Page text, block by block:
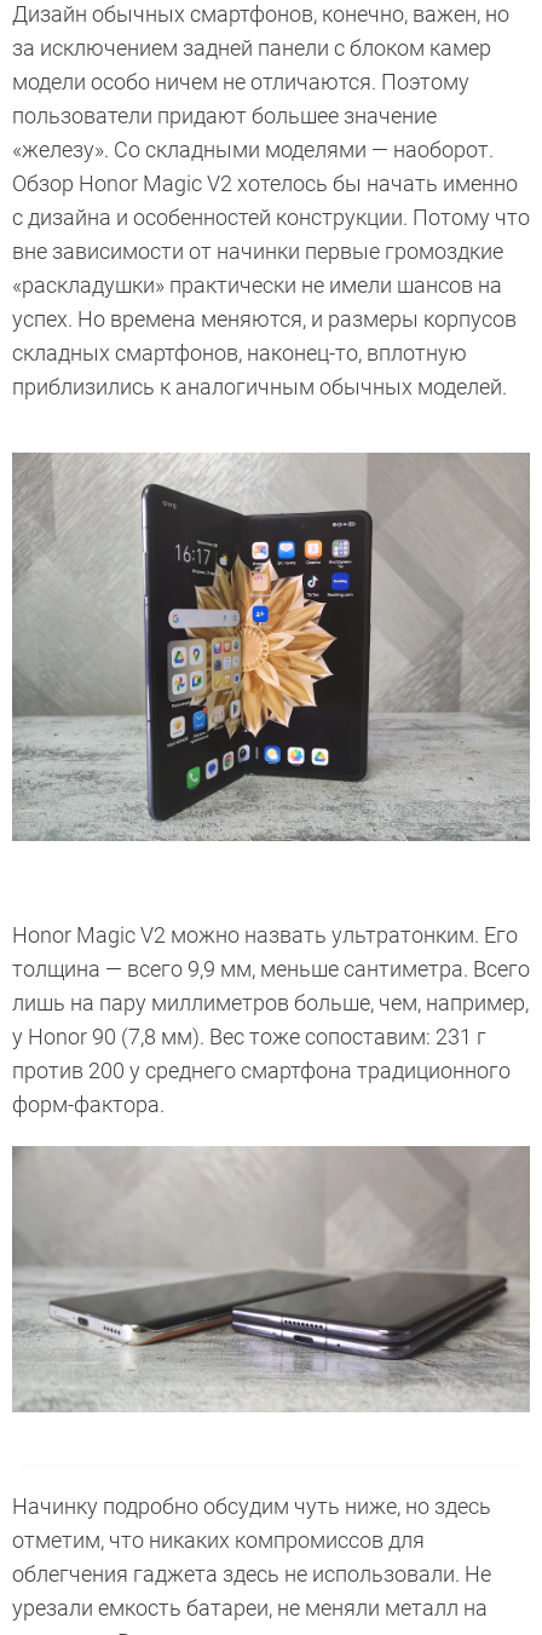
Дизайн обычных смартфонов, конечно, важен, но
за исключением задней панели с блоком камер
модели особо ничем не отличаются. Поэтому
пользователи придают большее значение
«железу». Со складными моделями — наоборот.
Обзор Honor Magic V2 хотелось бы начать именно
с дизайна и особенностей конструкции. Потому что
вне зависимости от начинки первые громоздкие
«раскладушки» практически не имели шансов на
успех. Но времена меняются, и размеры корпусов
складных смартфонов, наконец-то, вплотную
приблизились к аналогичным обычных моделей.
Honor Magic V2 можно назвать ультратонким. Его
толщина — всего 9,9 мм, меньше сантиметра. Всего
лишь на пару миллиметров больше, чем, например,
у Honor 90 (7,8 мм). Вес тоже сопоставим: 231 г
против 200 у среднего смартфона традиционного
форм-фактора.
Начинку подробно обсудим чуть ниже, но здесь
отметим, что никаких компромиссов для
облегчения гаджета здесь не использовали. Не
урезали емкость батареи, не меняли металл на